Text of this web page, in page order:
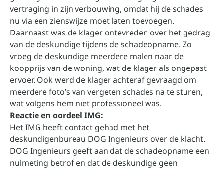
vertraging in zijn verbouwing, omdat hij de schades
nu via een zienswijze moet laten toevoegen.
Daarnaast was de klager ontevreden over het gedrag
van de deskundige tijdens de schadeopname. Zo
vroeg de deskundige meerdere malen naar de
koopprijs van de woning, wat de klager als ongepast
ervoer. Ook werd de klager achteraf gevraagd om
meerdere foto’s van vergeten schades na te sturen,
wat volgens hem niet professioneel was.
Reactie en oordeel IMG:
Het IMG heeft contact gehad met het
deskundigenbureau DOG Ingenieurs over de klacht.
DOG Ingenieurs geeft aan dat de schadeopname een
nulmeting betrof en dat de deskundige geen